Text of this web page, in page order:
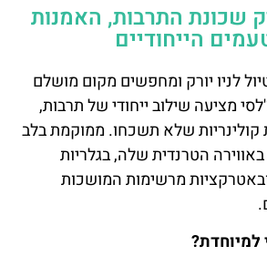
The
המלון
כאן
שכונת התרבות, האמנות
הייחודיים
לניו יורק ומחפשים מקום מושלם
מציעה שילוב ייחודי של תרבות,
קולינריות שלא תשכחו. ממוקמת בלב
הטרנדית שלה, בגלריות
מרשימות המושכות